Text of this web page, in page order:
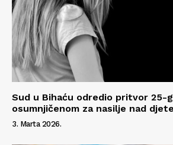
Sud u Bihaću odredio pritvor 25-
osumnjičenom za nasilje nad
3. Marta 2026.